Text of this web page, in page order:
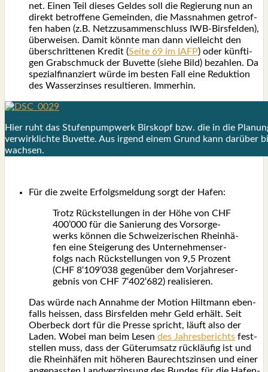
net. Einen Teil die­ses Gel­des soll die Regie­rung nun an
direkt betrof­fe­ne Gemein­den, die Mass­nah­men getrof­
fen haben (z.B. Netz­zu­sam­men­schluss IWB-Birs­fel­den),
über­wei­sen. Damit könn­te man dann viel­leicht den
über­schrit­te­nen Kre­dit (Sei­te 69 im IAFP) oder künf­ti­
gen Grab­schmuck der Buvet­te (sie­he Bild) bezah­len. Da
spe­zi­al­fi­nan­ziert wür­de im bes­ten Fall eine Reduk­ti­on
des Was­ser­zin­ses resul­tie­ren. Immer­hin.
Hier ruht das Stu­fen­pump­werk Bir­s­kopf bzw. die in die
ver­wirk­lich­te Buvet­te. Aus irgend einem Grund kann dar­über
wach­sen.
Für die zwei­te Erfolgs­mel­dung sorgt der Hafen:
Trotz Rück­stel­lun­gen in der Höhe von CHF
400’000 für die Sanie­rung des Vor­sor­ge­
werks kön­nen die Schwei­ze­ri­schen Rhein­hä­
fen eine Stei­ge­rung des Unter­neh­mens­er­
folgs nach Rück­stel­lun­gen von 9,5 Pro­zent
(CHF 8‘109‘038 gegen­über dem Vor­jah­res­er­
geb­nis von CHF 7‘402‘682) rea­li­sie­ren.
Das wür­de nach Annah­me der Moti­on Hilt­mann eben­
falls heis­sen, dass Birs­fel­den mehr Geld erhält. Seit
Ober­beck dort für die Pres­se spricht, läuft also der
Laden. Wobei man beim Lesen des Jah­res­be­richts fest­
stel­len muss, dass der Güter­um­satz rück­läu­fig ist und
die Rhein­hä­fen mit höhe­ren Bau­rechts­zin­sen und einer